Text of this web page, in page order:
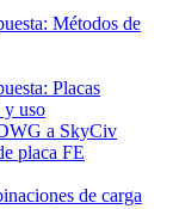
Métodos de
Placas
y uso
a SkyCiv
placa FE
de carga